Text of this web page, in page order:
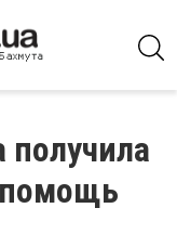
получила
помощь